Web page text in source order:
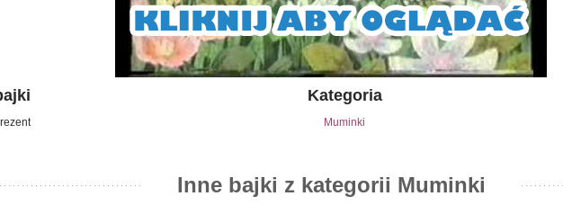
Kategoria
Muminki
Inne bajki z kategorii Muminki